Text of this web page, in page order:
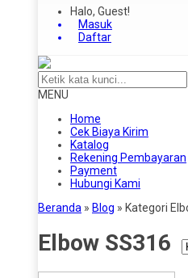
Halo, Guest!
Masuk
Daftar
MENU
Home
Cek Biaya Kirim
Katalog
Rekening Pembayaran
Payment
Hubungi Kami
Beranda » Blog » Kategori
Elbow SS316